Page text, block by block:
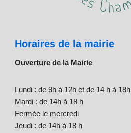
Horaires de la mairie
Ouverture de la Mairie
Lundi : de 9h à 12h et de 14 h à 18h
Mardi : de 14h à 18 h
Fermée le mercredi
Jeudi : de 14h à 18 h